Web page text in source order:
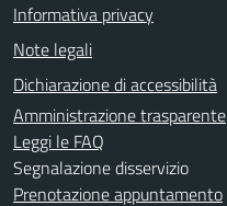
Informativa privacy
Note legali
Dichiarazione di accessibilità
Amministrazione trasparente
Leggi le FAQ
Segnalazione disservizio
Prenotazione appuntamento